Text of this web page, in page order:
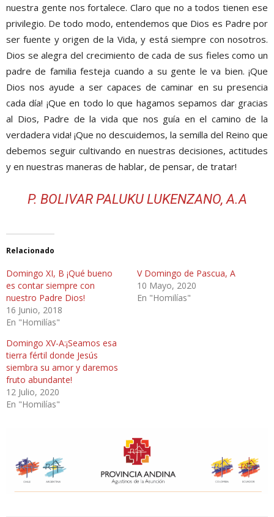
nuestra gente nos fortalece. Claro que no a todos tienen ese
privilegio. De todo modo, entendemos que Dios es Padre por
ser fuente y origen de la Vida, y está siempre con nosotros.
Dios se alegra del crecimiento de cada de sus fieles como un
padre de familia festeja cuando a su gente le va bien. ¡Que
Dios nos ayude a ser capaces de caminar en su presencia
cada día! ¡Que en todo lo que hagamos sepamos dar gracias
al Dios, Padre de la vida que nos guía en el camino de la
verdadera vida! ¡Que no descuidemos, la semilla del Reino que
debemos seguir cultivando en nuestras decisiones, actitudes
y en nuestras maneras de hablar, de pensar, de tratar!
P. BOLIVAR PALUKU LUKENZANO, A.A
Relacionado
Domingo XI, B ¡Qué bueno
es contar siempre con
nuestro Padre Dios!
16 Junio, 2018
En "Homilías"
V Domingo de Pascua, A
10 Mayo, 2020
En "Homilías"
Domingo XV-A:¡Seamos esa
tierra fértil donde Jesús
siembra su amor y daremos
fruto abundante!
12 Julio, 2020
En "Homilías"